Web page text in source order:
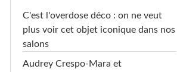
C'est l'overdose déco : on ne veut
plus voir cet objet iconique dans nos
salons
Audrey Crespo-Mara et